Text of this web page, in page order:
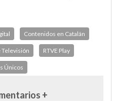
Contenidos en Catalán
Televisión RTVE Play
Únicos
+